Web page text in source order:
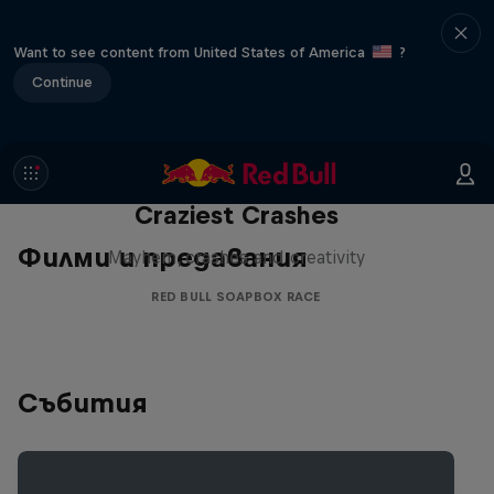
Want to see content from United States of America
?
Continue
Филми и предавания
Red Bull Soapbox Race: 50
Craziest Crashes
Mayhem, crashes and creativity
RED BULL SOAPBOX RACE
Събития